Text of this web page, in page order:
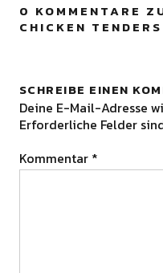
0 KOMMENTARE
CHICKEN
SCHREIBE EINEN
Deine E-Mail-Adresse
Erforderliche Felder
Kommentar *